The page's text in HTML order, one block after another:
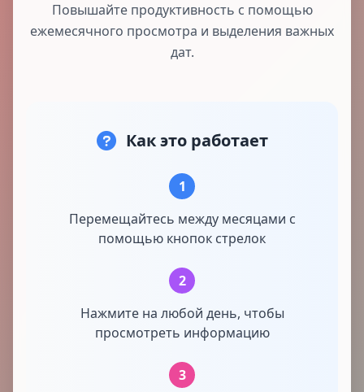
Повышайте продуктивность с помощью
ежемесячного просмотра и выделения важных
дат.
Как это работает
1
Перемещайтесь между месяцами с
помощью кнопок стрелок
2
Нажмите на любой день, чтобы
просмотреть информацию
3